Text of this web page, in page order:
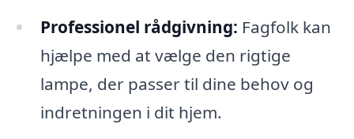
Professionel rådgivning: Fagfolk kan
hjælpe med at vælge den rigtige
lampe, der passer til dine behov og
indretningen i dit hjem.